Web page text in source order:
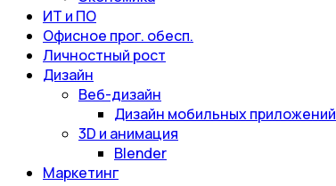
ИТ и ПО
Офисное прог. обесп.
Личностный рост
Дизайн
Веб-дизайн
Дизайн мобильных приложений
3D и анимация
Blender
Маркетинг